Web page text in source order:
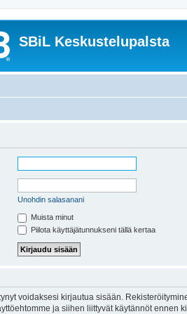
SBiL Keskustelupalsta
Unohdin salasanani
Muista minut
Piilota käyttäjätunnukseni tällä kertaa
voidaksesi kirjautua sisään.
ja siihen liittyvät käytännöt ennen